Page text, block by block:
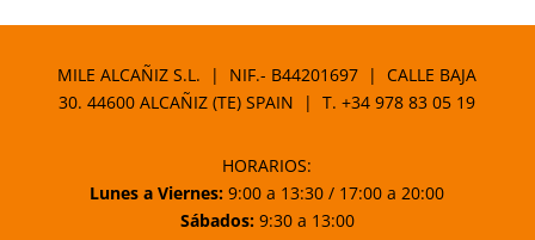
MILE ALCAÑIZ S.L. | NIF.- B44201697 | CALLE BAJA
30. 44600 ALCAÑIZ (TE) SPAIN | T.+34 978 83 05 19
HORARIOS:
Lunes a Viernes: 9:00 a 13:30 / 17:00 a 20:00
Sábados:9:30 a 13:00